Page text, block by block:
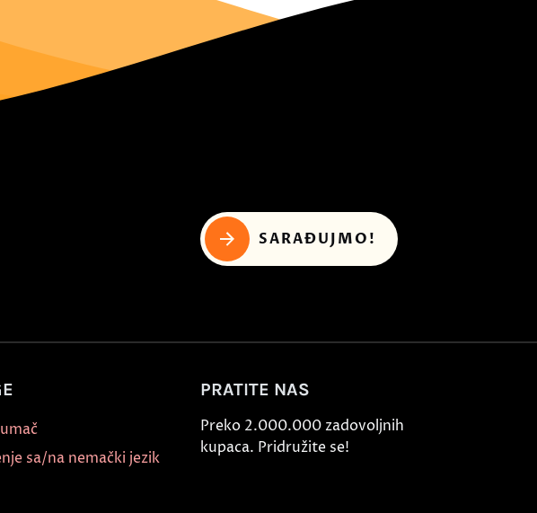
SARAĐUJMO!
sa/na nemački jezik
PRATITE NAS
Preko 2.000.000 zadovoljnih
kupaca. Pridružite se!